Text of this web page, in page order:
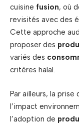
cuisine fusion, où
revisités avec des
Cette approche
proposer des
variés des
critères halal.
Par ailleurs, la
l’impact
l’adoption de